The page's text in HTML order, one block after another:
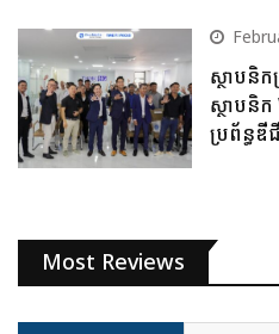
ស្ថាបនិ
ស្ថាបនិក
ប្រព័ន្ធ
Most Reviews